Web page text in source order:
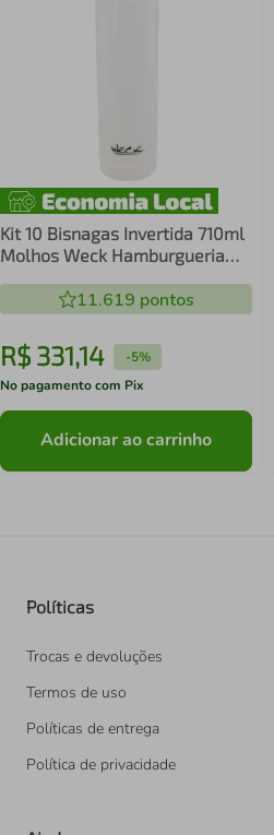
Kit 10 Bisnagas Invertida 710ml
Molhos Weck Hamburgueria
11.619 pontos
R$ 331,14 -5%
No pagamento com Pix
Adicionar ao carrinho
Políticas
Trocas e devoluções
Termos de uso
Políticas de entrega
Política de privacidade